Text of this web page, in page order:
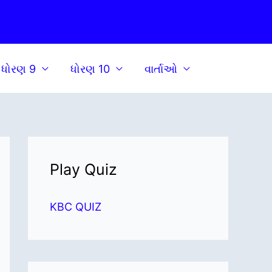
ધોરણ 9 ધોરણ 10 વાર્તાઓ
Play Quiz
KBC QUIZ